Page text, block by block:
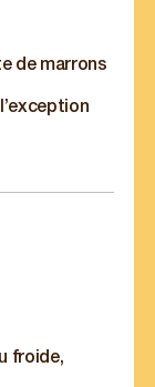
de marrons
froide,